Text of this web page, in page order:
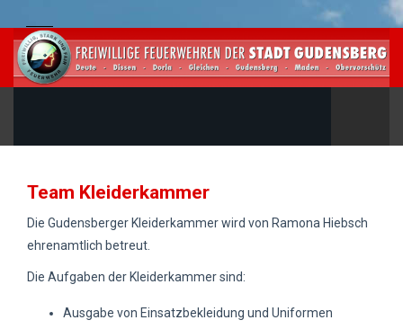
Team Kleiderkammer
Die Gudensberger Kleiderkammer wird von Ramona Hiebsch
ehrenamtlich betreut.
Die Aufgaben der Kleiderkammer sind:
Ausgabe von Einsatzbekleidung und Uniformen